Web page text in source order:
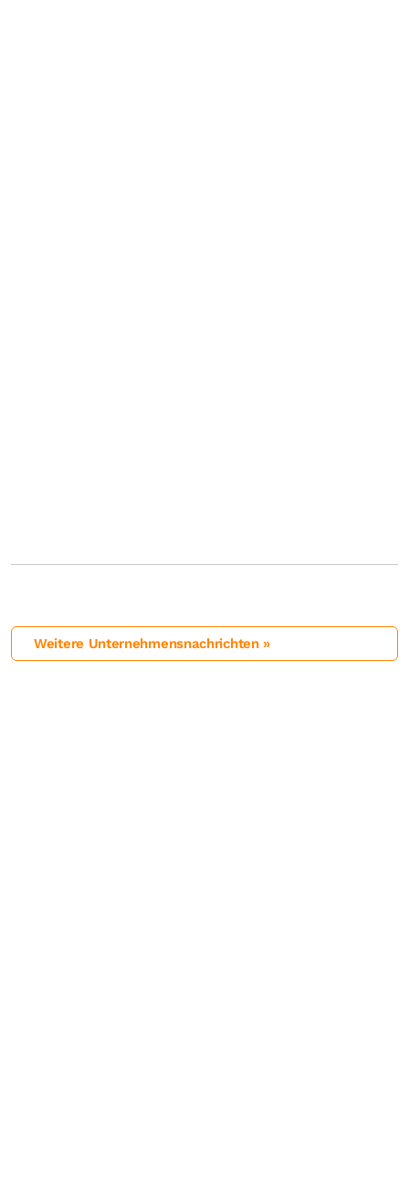
Weitere Unternehmensnachrichten »